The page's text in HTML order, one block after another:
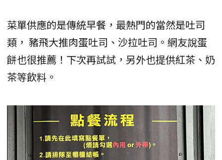
菜單供應的是傳統早餐，最熱門的當然是吐司
類， 豬飛大推肉蛋吐司、沙拉吐司。網友說蛋
餅也很推薦！下次再試試，另外也提供紅茶、奶
茶等飲料。